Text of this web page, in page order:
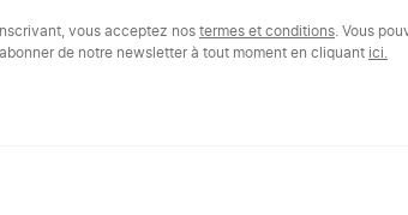
vous acceptez nos termes et conditions . Vous
de notre newsletter à tout moment en cliquant ici.